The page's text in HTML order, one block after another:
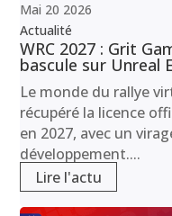
Mai 20 2026
Actualité
WRC 2027 : Grit
bascule sur Unreal
Le monde du rallye
récupéré la licence
en 2027, avec un
développement....
Lire l'actu